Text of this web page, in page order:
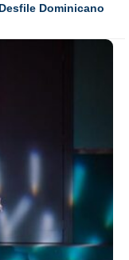
Dominicano